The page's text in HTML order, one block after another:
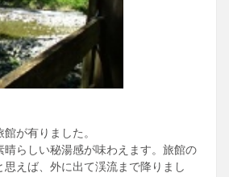
が有りました。
晴らしい秘湯感が味わえます。旅館の
思えば、外に出て渓流まで降りまし